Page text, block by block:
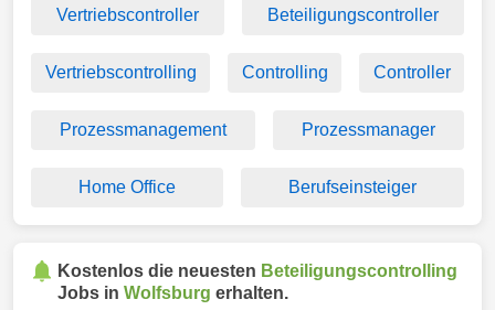
Vertriebscontroller Beteiligungscontroller
Vertriebscontrolling Controlling Controller
Prozessmanagement Prozessmanager
Home Office Berufseinsteiger
Kostenlos die neuesten Beteiligungscontrolling
Jobs in Wolfsburg erhalten.